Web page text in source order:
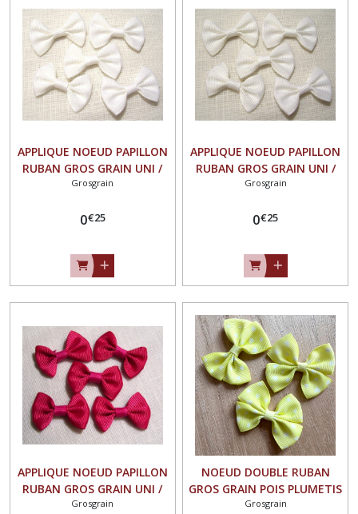
APPLIQUE NOEUD PAPILLON
RUBAN GROS GRAIN UNI /
BLANC ** 35 X 23 mm **
Grosgrain
0€25
APPLIQUE NOEUD PAPILLON
RUBAN GROS GRAIN UNI /
BLANC CASSÉ ** 35 X 23 mm
Grosgrain
0€25
APPLIQUE NOEUD PAPILLON
RUBAN GROS GRAIN UNI /
BORDEAUX ROSÉ ** 35 X 23
Grosgrain
NOEUD DOUBLE RUBAN
GROS GRAIN POIS PLUMETIS
COEUR / JAUNE SOLEIL ** 6 x
Grosgrain